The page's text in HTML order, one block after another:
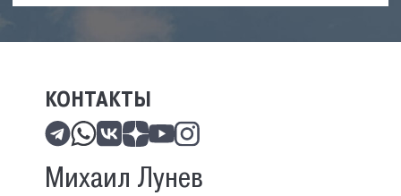
КОНТАКТЫ
Михаил Лунев